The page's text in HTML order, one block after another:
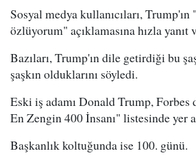
Sosyal medya kullanıcıları, Trump'ın
özlüyorum" açıklamasına hızla yanıt
Bazıları, Trump'ın dile getirdiği bu
şaşkın olduklarını söyledi.
Eski iş adamı Donald Trump, Forbes
En Zengin 400 İnsanı" listesinde yer
Başkanlık koltuğunda ise 100. günü.